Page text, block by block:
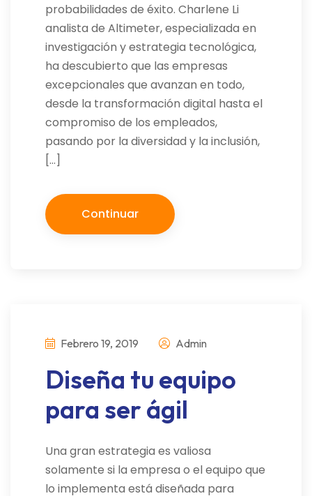
probabilidades de éxito. Charlene Li
analista de Altimeter, especializada en
investigación y estrategia tecnológica,
ha descubierto que las empresas
excepcionales que avanzan en todo,
desde la transformación digital hasta el
compromiso de los empleados,
pasando por la diversidad y la inclusión,
[…]
Continuar
Febrero 19, 2019 Admin
Diseña tu equipo
para ser ágil
Una gran estrategia es valiosa
solamente si la empresa o el equipo que
lo implementa está diseñada para